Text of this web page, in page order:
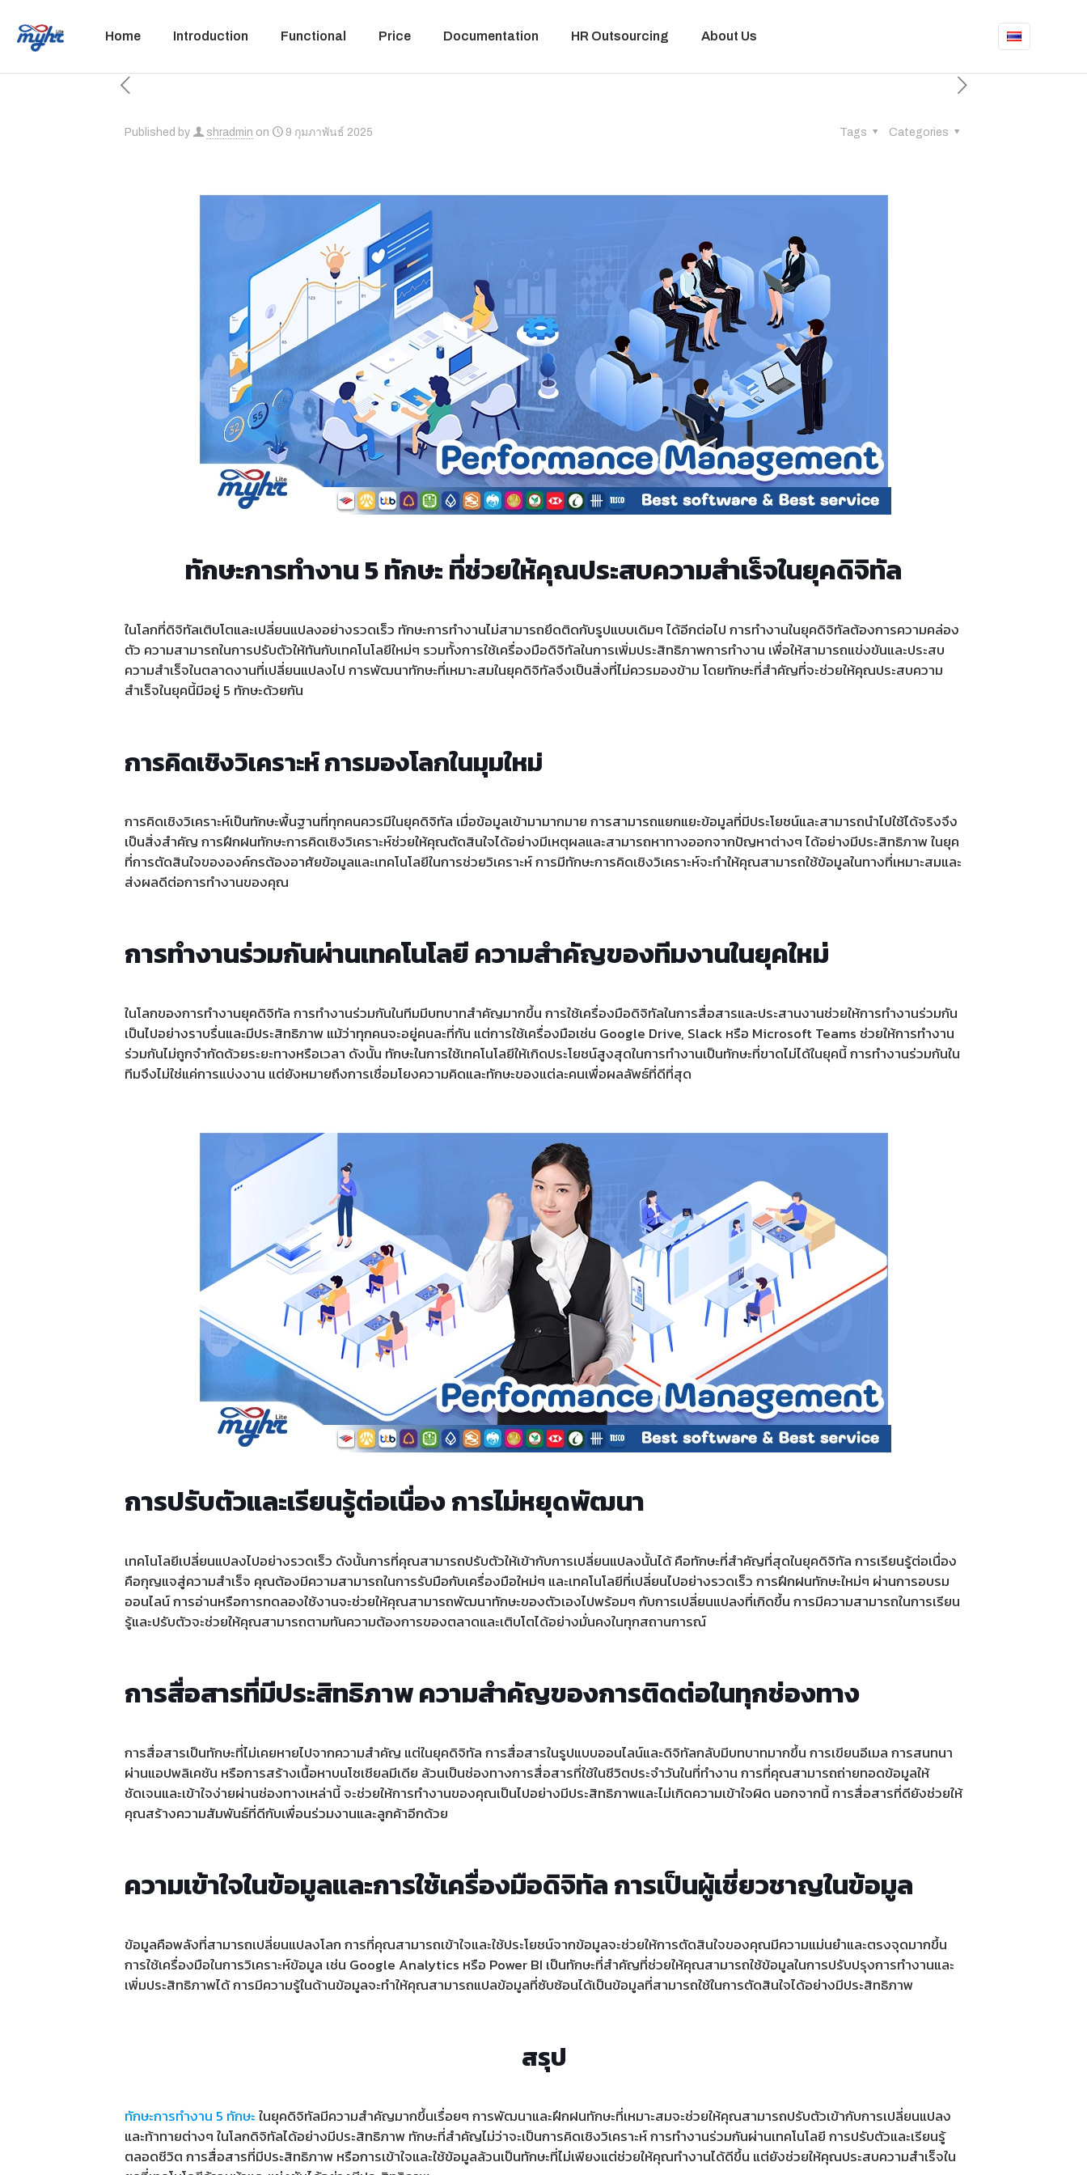
Home Introduction Functional Price Documentation HR Outsourcing About Us
Published by shradmin on 9 กุมภาพันธ์ 2025 Categories
Tags
ทักษะการทำงาน 5 ทักษะ ที่ช่วยให้คุณประสบความสำเร็จในยุคดิจิทัล
ในโลกที่ดิจิทัลเติบโตและเปลี่ยนแปลงอย่างรวดเร็ว ทักษะการทำงานไม่สามารถยึดติดกับรูปแบบเดิมๆ ได้อีกต่อไป การทำงานในยุคดิจิทัลต้องการความคล่อง
ตัว ความสามารถในการปรับตัวให้ทันกับเทคโนโลยีใหม่ๆ รวมทั้งการใช้เครื่องมือดิจิทัลในการเพิ่มประสิทธิภาพการทำงาน เพื่อให้สามารถแข่งขันและประสบ
ความสำเร็จในตลาดงานที่เปลี่ยนแปลงไป การพัฒนาทักษะที่เหมาะสมในยุคดิจิทัลจึงเป็นสิ่งที่ไม่ควรมองข้าม โดยทักษะที่สำคัญที่จะช่วยให้คุณประสบความ
สำเร็จในยุคนี้มีอยู่ 5 ทักษะด้วยกัน
การคิดเชิงวิเคราะห์ การมองโลกในมุมใหม่
การคิดเชิงวิเคราะห์เป็นทักษะพื้นฐานที่ทุกคนควรมีในยุคดิจิทัล เมื่อข้อมูลเข้ามามากมาย การสามารถแยกแยะข้อมูลที่มีประโยชน์และสามารถนำไปใช้ได้จริงจึง
เป็นสิ่งสำคัญ การฝึกฝนทักษะการคิดเชิงวิเคราะห์ช่วยให้คุณตัดสินใจได้อย่างมีเหตุผลและสามารถหาทางออกจากปัญหาต่างๆ ได้อย่างมีประสิทธิภาพ ในยุค
ที่การตัดสินใจขององค์กรต้องอาศัยข้อมูลและเทคโนโลยีในการช่วยวิเคราะห์ การมีทักษะการคิดเชิงวิเคราะห์จะทำให้คุณสามารถใช้ข้อมูลในทางที่เหมาะสมและ
ส่งผลดีต่อการทำงานของคุณ
การทำงานร่วมกันผ่านเทคโนโลยี ความสำคัญของทีมงานในยุคใหม่
ในโลกของการทำงานยุคดิจิทัล การทำงานร่วมกันในทีมมีบทบาทสำคัญมากขึ้น การใช้เครื่องมือดิจิทัลในการสื่อสารและประสานงานช่วยให้การทำงานร่วมกัน
เป็นไปอย่างราบรื่นและมีประสิทธิภาพ แม้ว่าทุกคนจะอยู่คนละที่กัน แต่การใช้เครื่องมือเช่น Google Drive, Slack หรือ Microsoft Teams ช่วยให้การทำงาน
ร่วมกันไม่ถูกจำกัดด้วยระยะทางหรือเวลา ดังนั้น ทักษะในการใช้เทคโนโลยีให้เกิดประโยชน์สูงสุดในการทำงานเป็นทักษะที่ขาดไม่ได้ในยุคนี้ การทำงานร่วมกันใน
ทีมจึงไม่ใช่แค่การแบ่งงาน แต่ยังหมายถึงการเชื่อมโยงความคิดและทักษะของแต่ละคนเพื่อผลลัพธ์ที่ดีที่สุด
การปรับตัวและเรียนรู้ต่อเนื่อง การไม่หยุดพัฒนา
เทคโนโลยีเปลี่ยนแปลงไปอย่างรวดเร็ว ดังนั้นการที่คุณสามารถปรับตัวให้เข้ากับการเปลี่ยนแปลงนั้นได้ คือทักษะที่สำคัญที่สุดในยุคดิจิทัล การเรียนรู้ต่อเนื่อง
คือกุญแจสู่ความสำเร็จ คุณต้องมีความสามารถในการรับมือกับเครื่องมือใหม่ๆ และเทคโนโลยีที่เปลี่ยนไปอย่างรวดเร็ว การฝึกฝนทักษะใหม่ๆ ผ่านการอบรม
ออนไลน์ การอ่านหรือการทดลองใช้งานจะช่วยให้คุณสามารถพัฒนาทักษะของตัวเองไปพร้อมๆ กับการเปลี่ยนแปลงที่เกิดขึ้น การมีความสามารถในการเรียน
รู้และปรับตัวจะช่วยให้คุณสามารถตามทันความต้องการของตลาดและเติบโตได้อย่างมั่นคงในทุกสถานการณ์
การสื่อสารที่มีประสิทธิภาพ ความสำคัญของการติดต่อในทุกช่องทาง
การสื่อสารเป็นทักษะที่ไม่เคยหายไปจากความสำคัญ แต่ในยุคดิจิทัล การสื่อสารในรูปแบบออนไลน์และดิจิทัลกลับมีบทบาทมากขึ้น การเขียนอีเมล การสนทนา
ผ่านแอปพลิเคชัน หรือการสร้างเนื้อหาบนโซเชียลมีเดีย ล้วนเป็นช่องทางการสื่อสารที่ใช้ในชีวิตประจำวันในที่ทำงาน การที่คุณสามารถถ่ายทอดข้อมูลให้
ชัดเจนและเข้าใจง่ายผ่านช่องทางเหล่านี้ จะช่วยให้การทำงานของคุณเป็นไปอย่างมีประสิทธิภาพและไม่เกิดความเข้าใจผิด นอกจากนี้ การสื่อสารที่ดียังช่วยให้
คุณสร้างความสัมพันธ์ที่ดีกับเพื่อนร่วมงานและลูกค้าอีกด้วย
ความเข้าใจในข้อมูลและการใช้เครื่องมือดิจิทัล การเป็นผู้เชี่ยวชาญในข้อมูล
ข้อมูลคือพลังที่สามารถเปลี่ยนแปลงโลก การที่คุณสามารถเข้าใจและใช้ประโยชน์จากข้อมูลจะช่วยให้การตัดสินใจของคุณมีความแม่นยำและตรงจุดมากขึ้น
การใช้เครื่องมือในการวิเคราะห์ข้อมูล เช่น Google Analytics หรือ Power BI เป็นทักษะที่สำคัญที่ช่วยให้คุณสามารถใช้ข้อมูลในการปรับปรุงการทำงานและ
เพิ่มประสิทธิภาพได้ การมีความรู้ในด้านข้อมูลจะทำให้คุณสามารถแปลข้อมูลที่ซับซ้อนได้เป็นข้อมูลที่สามารถใช้ในการตัดสินใจได้อย่างมีประสิทธิภาพ
สรุป
ทักษะการทำงาน 5 ทักษะในยุคดิจิทัลมีความสำคัญมากขึ้นเรื่อยๆ การพัฒนาและฝึกฝนทักษะที่เหมาะสมจะช่วยให้คุณสามารถปรับตัวเข้ากับการเปลี่ยนแปลง
และท้าทายต่างๆ ในโลกดิจิทัลได้อย่างมีประสิทธิภาพ ทักษะที่สำคัญไม่ว่าจะเป็นการคิดเชิงวิเคราะห์ การทำงานร่วมกันผ่านเทคโนโลยี การปรับตัวและเรียนรู้
ตลอดชีวิต การสื่อสารที่มีประสิทธิภาพ หรือการเข้าใจและใช้ข้อมูลล้วนเป็นทักษะที่ไม่เพียงแต่ช่วยให้คุณทำงานได้ดีขึ้น แต่ยังช่วยให้คุณประสบความสำเร็จใน